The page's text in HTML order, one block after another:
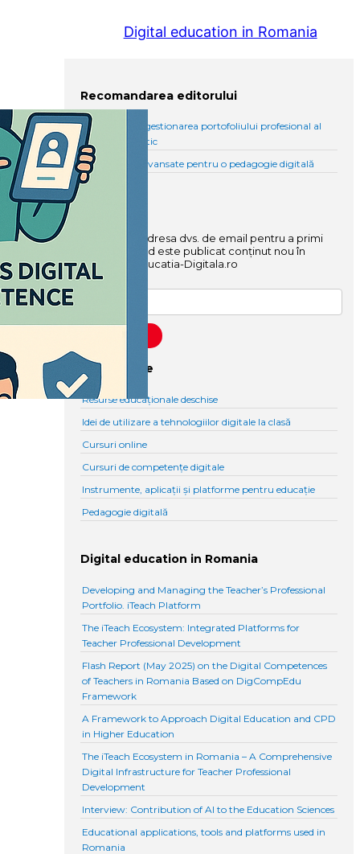
Digital education in Romania
Recomandarea editorului
Elaborarea și gestionarea portofoliului profesional al
cadrului didactic
Instrumente avansate pentru o pedagogie digitală
Introduceți adresa dvs. de email pentru a primi
notificări când este publicat conținut nou în
platforma Educatia-Digitala.ro
Linkuri utile
Resurse educaționale deschise
Idei de utilizare a tehnologiilor digitale la clasă
Cursuri online
Cursuri de competențe digitale
Instrumente, aplicații și platforme pentru educație
Pedagogie digitală
Digital education in Romania
Developing and Managing the Teacher’s Professional
Portfolio. iTeach Platform
The iTeach Ecosystem: Integrated Platforms for
Teacher Professional Development
Flash Report (May 2025) on the Digital Competences
of Teachers in Romania Based on DigCompEdu
Framework
A Framework to Approach Digital Education and CPD
in Higher Education
The iTeach Ecosystem in Romania – A Comprehensive
Digital Infrastructure for Teacher Professional
Development
Interview: Contribution of AI to the Education Sciences
Educational applications, tools and platforms used in
Romania